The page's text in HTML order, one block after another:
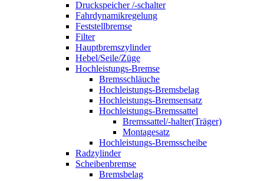
Druckspeicher /-schalter
Fahrdynamikregelung
Feststellbremse
Filter
Hauptbremszylinder
Hebel/Seile/Züge
Hochleistungs-Bremse
Bremsschläuche
Hochleistungs-Bremsbelag
Hochleistungs-Bremsensatz
Hochleistungs-Bremssattel
Bremssattel/-halter(Träger)
Montagesatz
Hochleistungs-Bremsscheibe
Radzylinder
Scheibenbremse
Bremsbelag